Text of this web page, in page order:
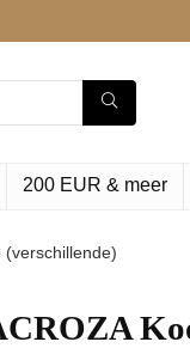
200 EUR & meer
(verschillende)